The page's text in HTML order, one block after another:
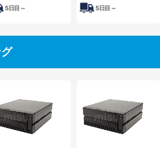
5日目～ 5日目～